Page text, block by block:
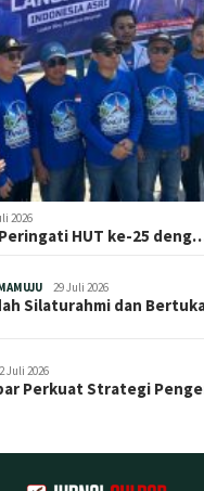
2026
HUT ke-25
29 Juli 2026
Silaturahmi dan
Juli 2026
Perkuat Strategi